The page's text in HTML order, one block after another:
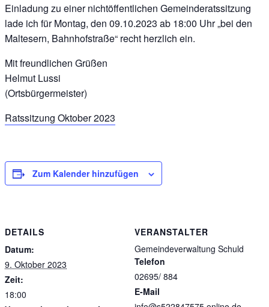
Einladung zu einer nichtöffentlichen Gemeinderatssitzung
lade ich für Montag, den 09.10.2023 ab 18:00 Uhr „bei den
Maltesern, Bahnhofstraße“ recht herzlich ein.
Mit freundlichen Grüßen
Helmut Lussi
(Ortsbürgermeister)
Ratssitzung Oktober 2023
Zum Kalender hinzufügen
DETAILS
Datum:
9. Oktober 2023
Zeit:
18:00
VERANSTALTER
Gemeindeverwaltung Schuld
Telefon
02695/ 884
E-Mail